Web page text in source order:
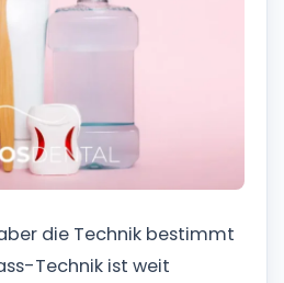
die Technik bestimmt
Technik ist weit